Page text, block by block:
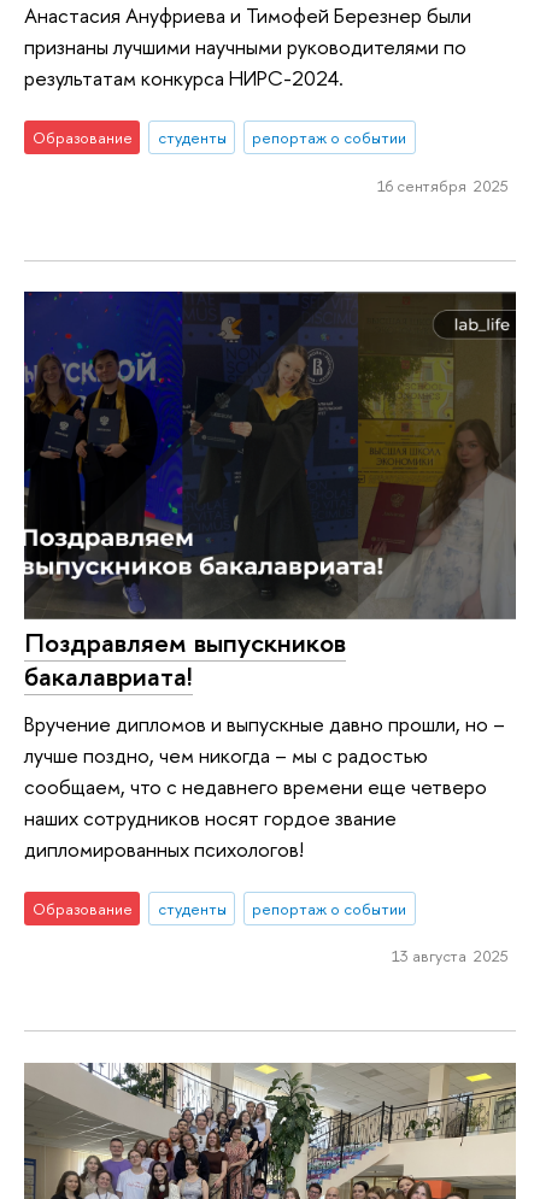
Анастасия Ануфриева и Тимофей Березнер были
признаны лучшими научными руководителями по
результатам конкурса НИРС-2024.
Образование студенты репортаж о событии
16 сентября 2025
Поздравляем выпускников
бакалавриата!
Вручение дипломов и выпускные давно прошли, но –
лучше поздно, чем никогда – мы с радостью
сообщаем, что с недавнего времени еще четверо
наших сотрудников носят гордое звание
дипломированных психологов!
Образование студенты репортаж о событии
13 августа 2025